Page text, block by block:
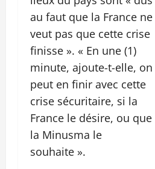
au faut que la France ne
veut pas que cette crise
finisse ». « En une (1)
minute, ajoute-t-elle, on
peut en finir avec cette
crise sécuritaire, si la
France le désire, ou que
la Minusma le
souhaite ».